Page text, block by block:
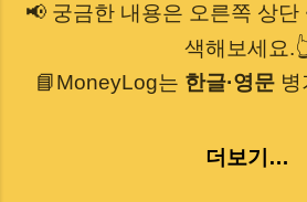
📢 궁금한 내용은 오른쪽 상단
색해보세요
📘MoneyLog는 한글·영문
더보기…